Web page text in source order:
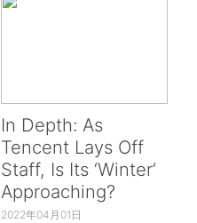
In Depth: As
Tencent Lays Off
Staff, Is Its ‘Winter’
Approaching?
2022年04月01日